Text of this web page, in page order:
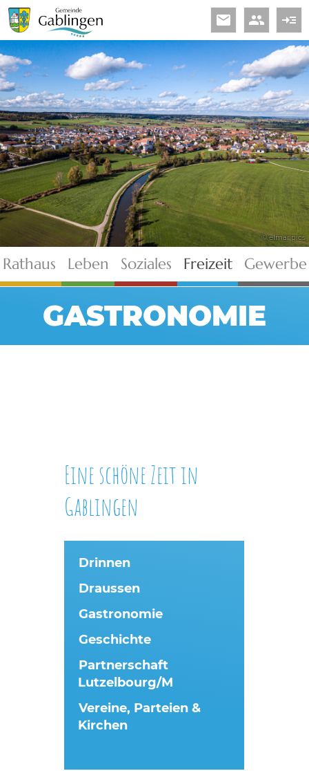
read_more
people
email
© elmar.pics
Rathaus Leben Soziales Freizeit Gewerbe
GASTRONOMIE
Eine schöne Zeit in
Gablingen
Drinnen
Draussen
Gastronomie
Geschichte
Partnerschaft
Lutzelbourg/M
Vereine, Parteien &
Kirchen